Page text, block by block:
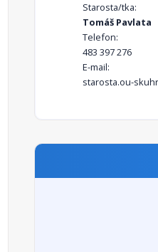
Starosta/tka:
Tomáš Pavlata
Telefon:
483 397 276
E-mail:
starosta.ou-